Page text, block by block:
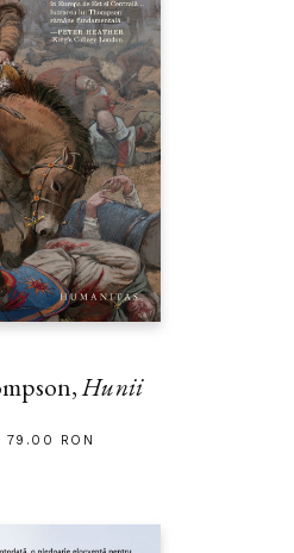
Hunii
79.00 RON